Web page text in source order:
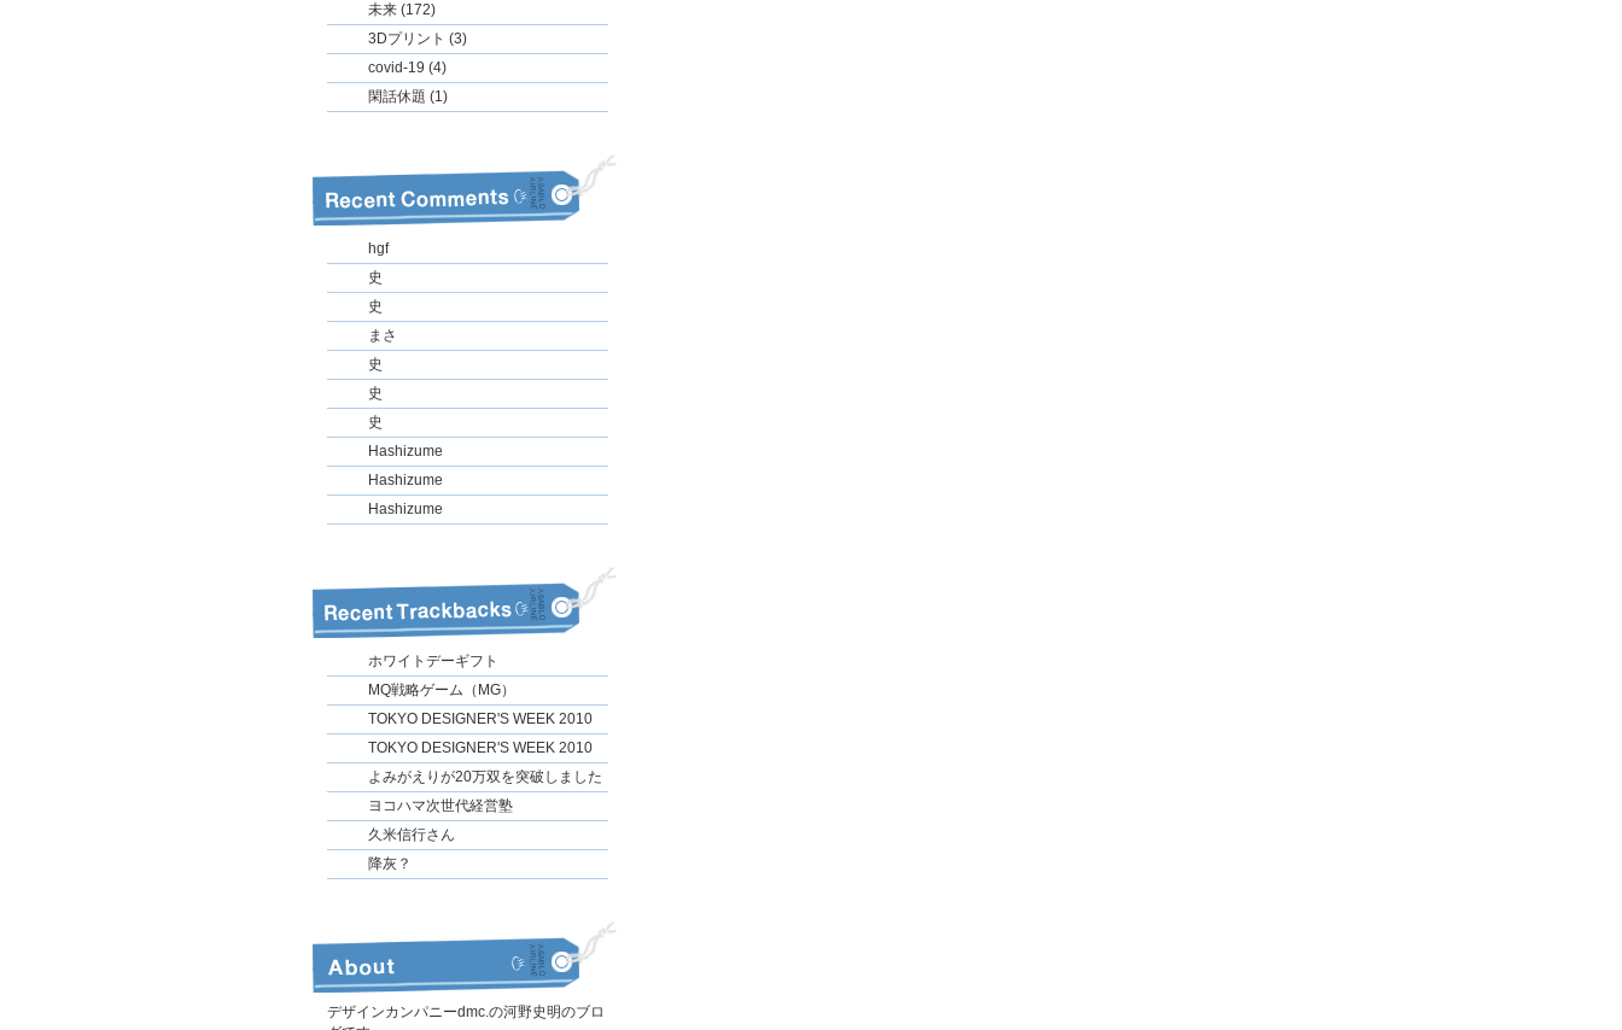
未来 (172)
3Dプリント (3)
covid-19 (4)
閑話休題 (1)
hgf
史
史
まさ
史
史
史
Hashizume
Hashizume
Hashizume
ホワイトデーギフト
MQ戦略ゲーム（MG）
TOKYO DESIGNER'S WEEK 2010
TOKYO DESIGNER'S WEEK 2010
よみがえりが20万双を突破しました
ヨコハマ次世代経営塾
久米信行さん
降灰？
デザインカンパニーdmc.の河野史明のブロ